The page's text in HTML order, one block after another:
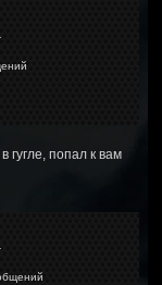
гугле, попал к вам